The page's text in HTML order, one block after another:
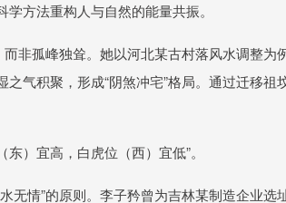
方法重构人与自然的能量共振。
非孤峰独耸。她以河北某古村落风水调整为
气积聚，形成“阴煞冲宅”格局。通过迁移祖
）宜高，白虎位（西）宜低”。
无情”的原则。李子矜曾为吉林某制造企业选